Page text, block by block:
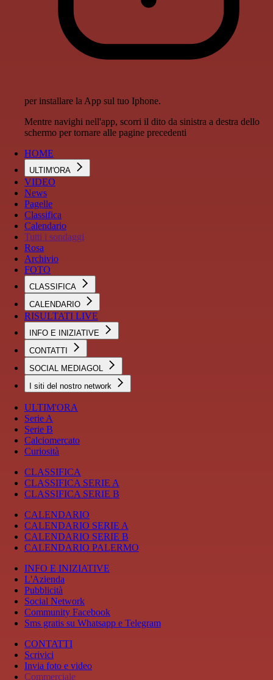
per installare la App sul tuo Iphone.
Mentre navighi nell'app, scorri il dito da sinistra a destra dello
schermo per tornare alle pagine precedenti
HOME
ULTIM'ORA
VIDEO
News
Pagelle
Classifica
Calendario
Tutti i sondaggi
Rosa
Archivio
FOTO
CLASSIFICA
CALENDARIO
RISULTATI LIVE
INFO E INIZIATIVE
CONTATTI
SOCIAL MEDIAGOL
I siti del nostro network
ULTIM'ORA
Serie A
Serie B
Calciomercato
Curiosità
CLASSIFICA
CLASSIFICA SERIE A
CLASSIFICA SERIE B
CALENDARIO
CALENDARIO SERIE A
CALENDARIO SERIE B
CALENDARIO PALERMO
INFO E INIZIATIVE
L'Azienda
Pubblicità
Social Network
Community Facebook
Sms gratis su Whatsapp e Telegram
CONTATTI
Scrivici
Invia foto e video
Commerciale